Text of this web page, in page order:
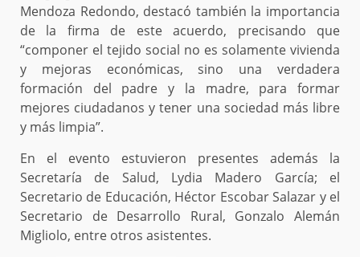
Mendoza Redondo, destacó también la importancia
de la firma de este acuerdo, precisando que
“componer el tejido social no es solamente vivienda
y mejoras económicas, sino una verdadera
formación del padre y la madre, para formar
mejores ciudadanos y tener una sociedad más libre
y más limpia”.
En el evento estuvieron presentes además la
Secretaría de Salud, Lydia Madero García; el
Secretario de Educación, Héctor Escobar Salazar y el
Secretario de Desarrollo Rural, Gonzalo Alemán
Migliolo, entre otros asistentes.